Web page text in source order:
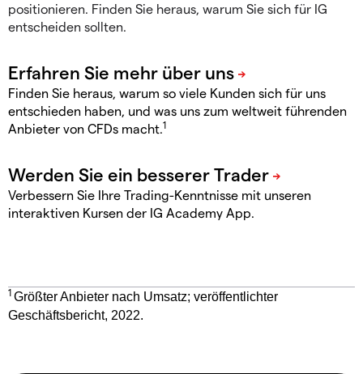
positionieren. Finden Sie heraus, warum Sie sich für IG
entscheiden sollten.
Finden Sie heraus, warum so viele Kunden sich für uns
entschieden haben, und was uns zum weltweit führenden
Anbieter von CFDs macht.1
Verbessern Sie Ihre Trading-Kenntnisse mit unseren
interaktiven Kursen der IG Academy App.
1 Größter Anbieter nach Umsatz; veröffentlichter
Geschäftsbericht, 2022.